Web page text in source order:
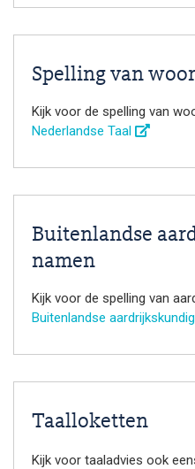
Spelling van
Kijk voor de spelling van
Nederlandse Taal
Buitenlandse
namen
Kijk voor de spelling van
Buitenlandse
Taalloketten
Kijk voor taaladvies ook